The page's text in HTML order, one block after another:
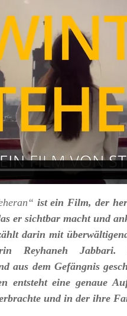
ist ein Film, der
er sichtbar macht und
darin mit
Reyhaneh Jabbari.
aus dem Gefängnis
entsteht eine genaue
und in der ihre